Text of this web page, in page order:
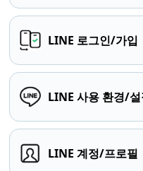
LINE 로그인/가입
LINE 사용 환경/설
LINE 계정/프로필